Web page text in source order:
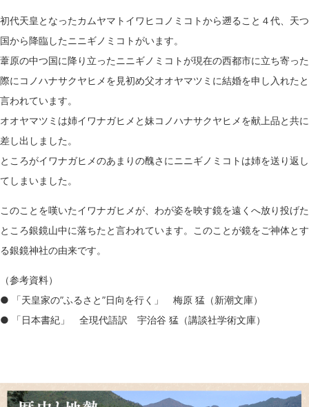
初代天皇となったカムヤマトイワヒコノミコトから遡ること４代、天つ
国から降臨したニニギノミコトがいます。
葦原の中つ国に降り立ったニニギノミコトが現在の西都市に立ち寄った
際にコノハナサクヤヒメを見初め父オオヤマツミに結婚を申し入れたと
言われています。
オオヤマツミは姉イワナガヒメと妹コノハナサクヤヒメを献上品と共に
差し出しました。
ところがイワナガヒメのあまりの醜さにニニギノミコトは姉を送り返し
てしまいました。
このことを嘆いたイワナガヒメが、わが姿を映す鏡を遠くへ放り投げた
ところ銀鏡山中に落ちたと言われています。このことが鏡をご神体とす
る銀鏡神社の由来です。
（参考資料）
● 「天皇家の”ふるさと”日向を行く」 梅原 猛（新潮文庫）
● 「日本書紀」 全現代語訳 宇治谷 猛（講談社学術文庫）